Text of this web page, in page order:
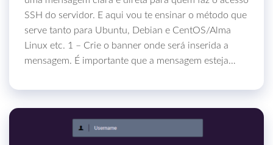
SSH do servidor. E aqui vou te ensinar o método que
serve tanto para Ubuntu, Debian e CentOS/Alma
Linux etc. 1 – Crie o banner onde será inserida a
mensagem. É importante que a mensagem esteja…